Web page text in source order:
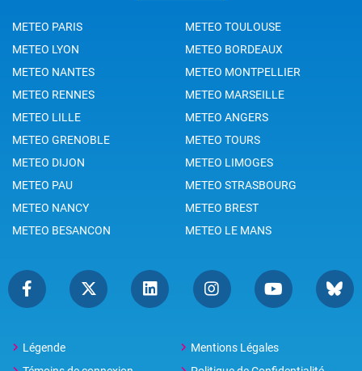
METEO PARIS
METEO TOULOUSE
METEO LYON
METEO BORDEAUX
METEO NANTES
METEO MONTPELLIER
METEO RENNES
METEO MARSEILLE
METEO LILLE
METEO ANGERS
METEO GRENOBLE
METEO TOURS
METEO DIJON
METEO LIMOGES
METEO PAU
METEO STRASBOURG
METEO NANCY
METEO BREST
METEO BESANCON
METEO LE MANS
Légende
Mentions Légales